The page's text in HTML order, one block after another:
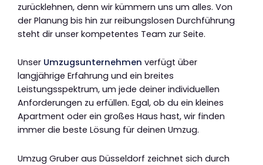
zurücklehnen, denn wir kümmern uns um alles. Von
der Planung bis hin zur reibungslosen Durchführung
steht dir unser kompetentes Team zur Seite.
Unser Umzugsunternehmen verfügt über
langjährige Erfahrung und ein breites
Leistungsspektrum, um jede deiner individuellen
Anforderungen zu erfüllen. Egal, ob du ein kleines
Apartment oder ein großes Haus hast, wir finden
immer die beste Lösung für deinen Umzug.
Umzug Gruber aus Düsseldorf zeichnet sich durch